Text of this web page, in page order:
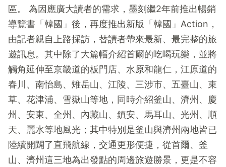
區。 為因應廣大讀者的需求，墨刻繼2年前推出暢銷
導覽書「韓國」後，再度推出新版「韓國」Action，
由記者親自上路採訪，替讀者帶來最新、最完整的旅
遊訊息。其中除了大篇幅介紹首爾的吃喝玩樂，並將
觸角延伸至京畿道的板門店、水原和龍仁，江原道的
春川、南怡島、雉岳山、江陵、三涉市、五臺山、束
草、花津浦、雪嶽山等地，同時介紹釜山、濟州、慶
州、安東、全州、內藏山、鎮安、馬耳山、光州、順
天、麗水等地風光；其中特別是釜山與濟州兩地皆已
陸續開闢了直飛航線，交通更形便捷，從首爾、釜
山、濟州這三地為出發點的周邊旅遊勝景，更是不容